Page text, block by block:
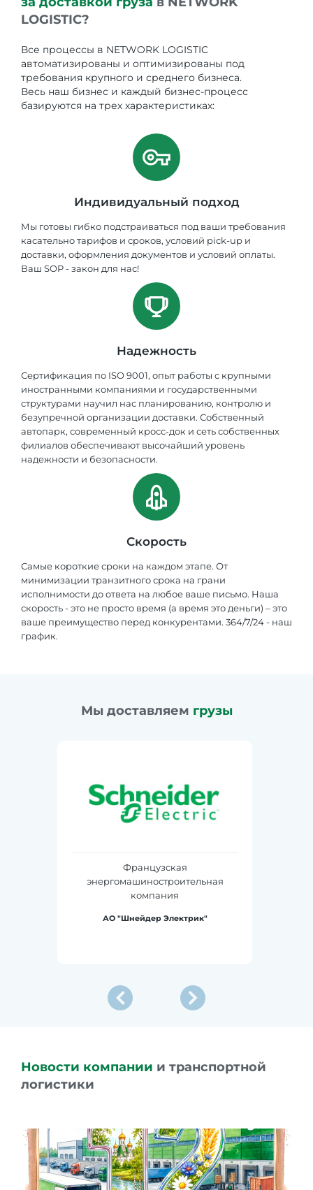
LOGISTIC?
Все процессы в NETWORK LOGISTIC
автоматизированы и оптимизированы под
требования крупного и среднего бизнеса.
Весь наш бизнес и каждый бизнес-процесс
базируются на трех характеристиках:
Индивидуальный подход
Мы готовы гибко подстраиваться под ваши требования
касательно тарифов и сроков, условий pick-up и
доставки, оформления документов и условий оплаты.
Ваш SOP - закон для нас!
Надежность
Сертификация по ISO 9001, опыт работы с крупными
иностранными компаниями и государственными
структурами научил нас планированию, контролю и
безупречной организации доставки. Собственный
автопарк, современный кросс-док и сеть собственных
филиалов обеспечивают высочайший уровень
надежности и безопасности.
Скорость
Самые короткие сроки на каждом этапе. От
минимизации транзитного срока на грани
исполнимости до ответа на любое ваше письмо. Наша
скорость - это не просто время (а время это деньги) – это
ваше преимущество перед конкурентами. 364/7/24 - наш
график.
Мы доставляем грузы
Новости компании и транспортной
логистики